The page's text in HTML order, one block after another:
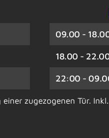
09.00 -
18.00 -
22:00 -
zugezogenen Tür.